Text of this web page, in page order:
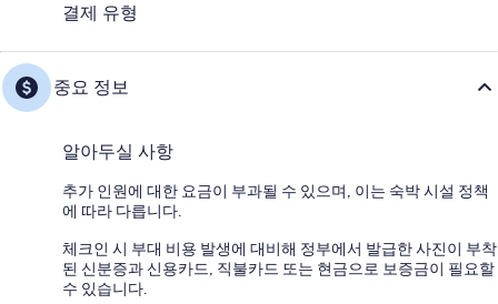
결제 유형
중요 정보
알아두실 사항
추가 인원에 대한 요금이 부과될 수 있으며, 이는 숙박 시설 정책
에 따라 다릅니다.
체크인 시 부대 비용 발생에 대비해 정부에서 발급한 사진이 부착
된 신분증과 신용카드, 직불카드 또는 현금으로 보증금이 필요할
수 있습니다.